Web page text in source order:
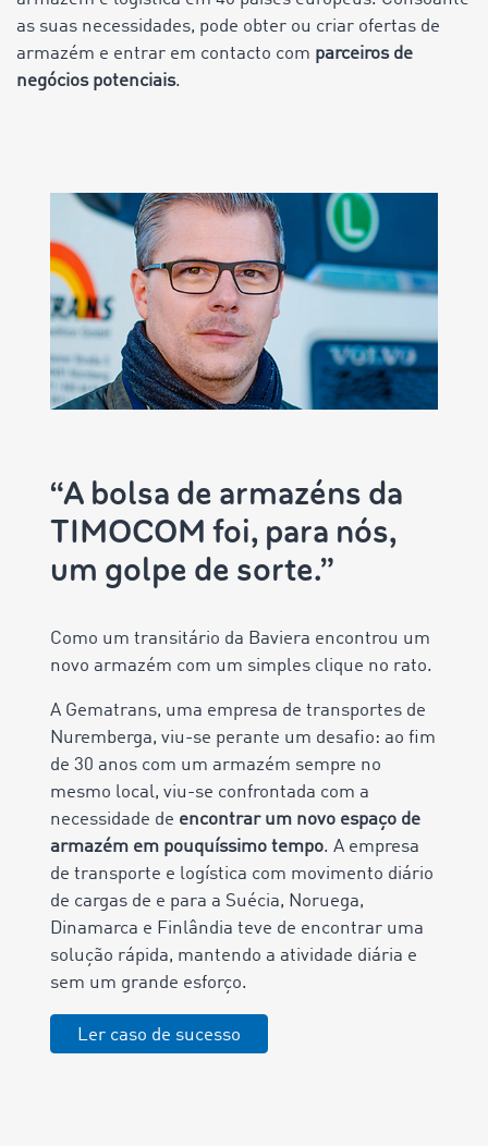
as suas necessidades, pode obter ou criar ofertas de
armazém e entrar em contacto com parceiros de
negócios potenciais.
“A bolsa de armazéns da
TIMOCOM foi, para nós,
um golpe de sorte.”
Como um transitário da Baviera encontrou um
novo armazém com um simples clique no rato.
A Gematrans, uma empresa de transportes de
Nuremberga, viu-se perante um desafio: ao fim
de 30 anos com um armazém sempre no
mesmo local, viu-se confrontada com a
necessidade de encontrar um novo espaço de
armazém em pouquíssimo tempo. A empresa
de transporte e logística com movimento diário
de cargas de e para a Suécia, Noruega,
Dinamarca e Finlândia teve de encontrar uma
solução rápida, mantendo a atividade diária e
sem um grande esforço.
Ler caso de sucesso